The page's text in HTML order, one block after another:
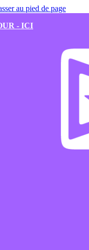
au pied de page
- ICI